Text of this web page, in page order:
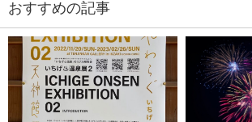
おすすめの記事